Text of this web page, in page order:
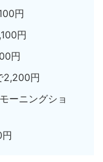
円
円
円
2,200円
ーニングショ